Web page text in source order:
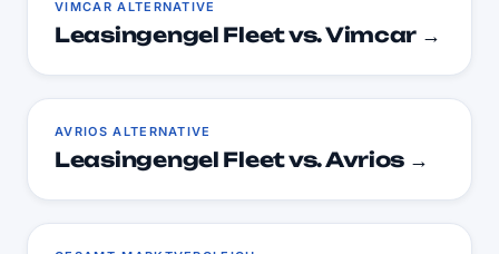
VIMCAR ALTERNATIVE
Leasingengel Fleet vs. Vimcar →
AVRIOS ALTERNATIVE
Leasingengel Fleet vs. Avrios →